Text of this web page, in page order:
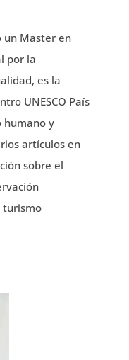
un Master en
por la
es la
UNESCO País
humano y
artículos en
sobre el
turismo